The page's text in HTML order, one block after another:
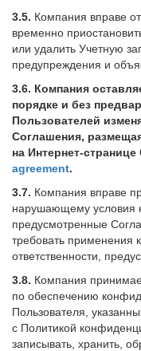
3.5. Компания вправе
временно
или удалить Учетную
предупреждения и
3.6. Компания
порядке и без
Пользователей
Соглашения,
на Интернет-
agreement.
3.7. Компания вправе
нарушающему условия
предусмотренные
требовать применения
ответственности,
3.8. Компания
по обеспечению
Пользователя,
с Политикой
записывать, хранить,